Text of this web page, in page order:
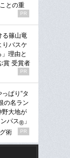
との重
PR
る篠山竜
りバスケ
理由と
賞 受賞者
PR
ぱり“タ
の名ラン
野大地が
パス® 」
術
PR